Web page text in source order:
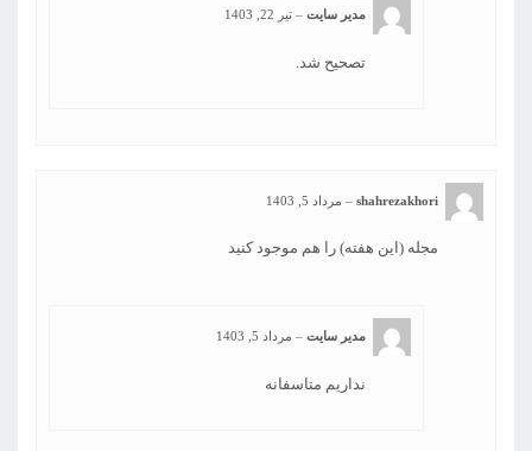
مدیر سایت – تیر 22, 1403
تصحیح شد.
shahrezakhori
– مرداد 5, 1403
مجله (این هفته) را هم موجود کنید
مدیر سایت – مرداد 5, 1403
نداریم متاسفانه